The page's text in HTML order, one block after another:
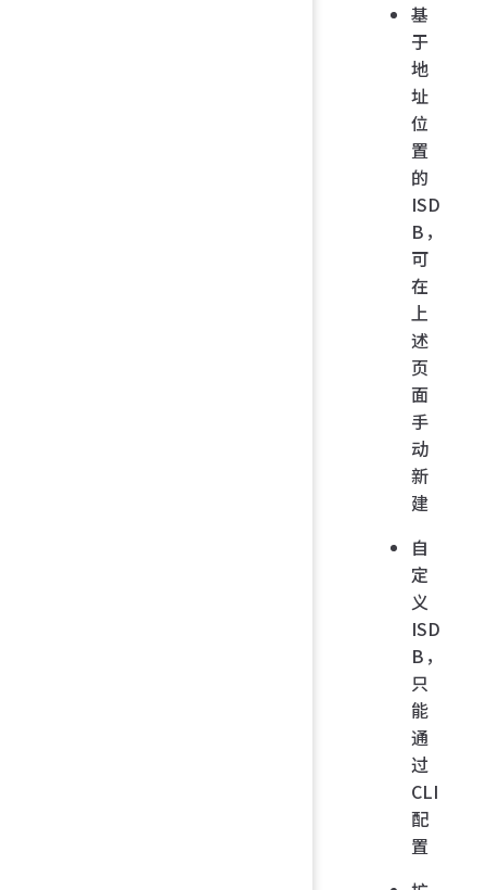
基
于
地
址
位
置
的
ISD
B，
可
在
上
述
页
面
手
动
新
建
自
定
义
ISD
B，
只
能
通
过
CLI
配
置